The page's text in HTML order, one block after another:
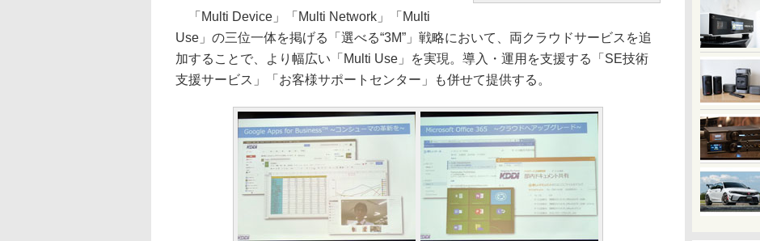
「Multi Device」「Multi Network」「Multi
Use」の三位一体を掲げる「選べる“3M”」戦略において、両クラウドサービスを追
加することで、より幅広い「Multi Use」を実現。導入・運用を支援する「SE技術
支援サービス」「お客様サポートセンター」も併せて提供する。